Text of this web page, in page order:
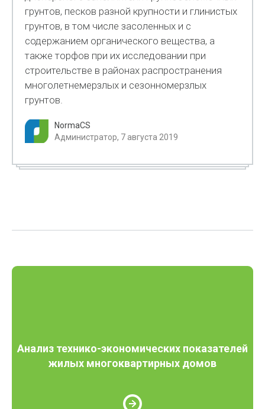
грунтов, песков разной крупности и глинистых
грунтов, в том числе засоленных и с
содержанием органического вещества, а
также торфов при их исследовании при
строительстве в районах распространения
многолетнемерзлых и сезонномерзлых
грунтов.
NormaCS
Администратор, 7 августа 2019
Анализ технико-экономических показателей
жилых многоквартирных домов